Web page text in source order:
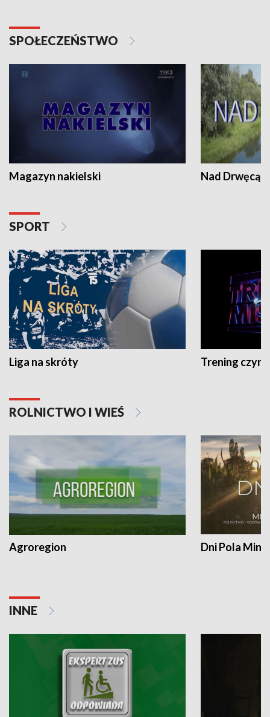
SPOŁECZEŃSTWO
Magazyn nakielski Nad Drwęcą
SPORT
Liga na skróty Trening czyni
ROLNICTWO I WIEŚ
Agroregion Dni Pola
INNE